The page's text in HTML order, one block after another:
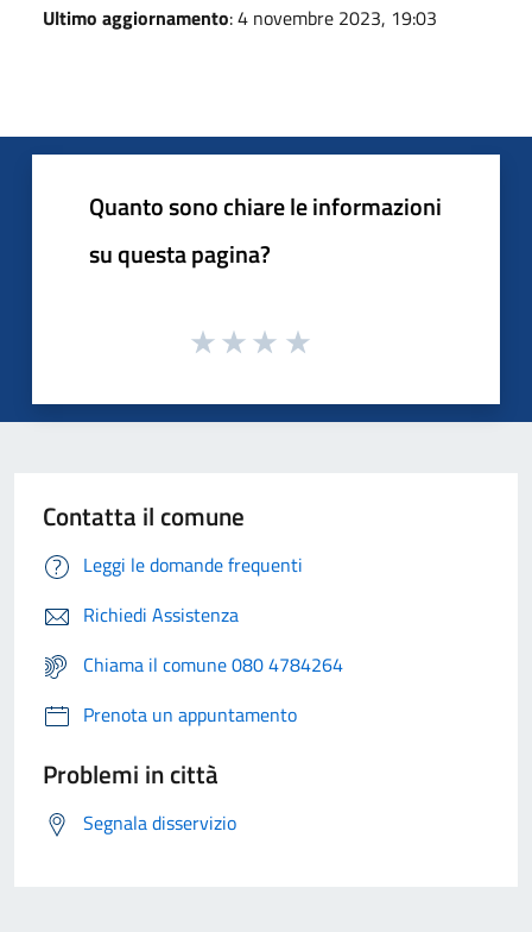
Ultimo aggiornamento: 4 novembre 2023, 19:03
Quanto sono chiare le informazioni
su questa pagina?
Contatta il comune
Leggi le domande frequenti
Richiedi Assistenza
Chiama il comune 080 4784264
Prenota un appuntamento
Problemi in città
Segnala disservizio